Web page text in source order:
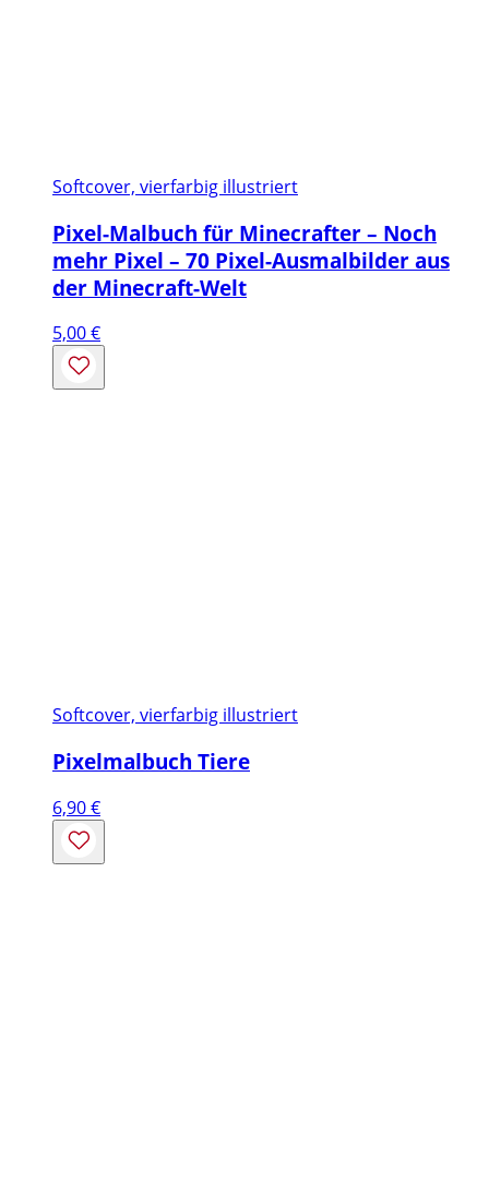
Softcover, vierfarbig illustriert
Pixel-Malbuch für Minecrafter – Noch
mehr Pixel – 70 Pixel-Ausmalbilder aus
der Minecraft-Welt
5,00€
Softcover, vierfarbig illustriert
Pixelmalbuch Tiere
6,90€